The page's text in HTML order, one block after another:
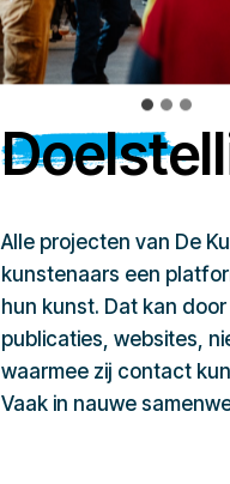
Alle projecten van De
kunstenaars een
hun kunst. Dat kan
publicaties, websites,
waarmee zij contact
Vaak in nauwe